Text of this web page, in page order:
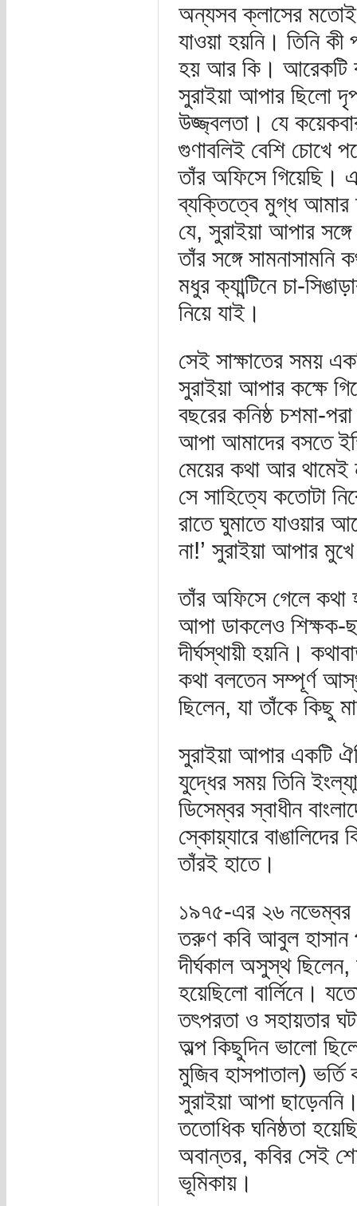
অন্যসব ক্লাসের মতোই
যাওয়া হয়নি। তিনি
হয় আর কি। আরেকটি
সুরাইয়া আপার ছিলো
উজ্জ্বলতা। যে
গুণাবলিই বেশি চোখে
তাঁর অফিসে গিয়েছি।
ব্যক্তিত্বে মুগ্ধ আমার
যে, সুরাইয়া আপার
তাঁর সঙ্গে
মধুর ক্যান্টিনে চা-
নিয়ে যাই।
সেই সাক্ষাতের সময়
সুরাইয়া আপার কক্ষে
বছরের কনিষ্ঠ চশমা-
আপা আমাদের বসতে
মেয়ের কথা আর
সে সাহিত্যে কতোটা
রাতে ঘুমাতে যাওয়ার
না!’ সুরাইয়া আপার
তাঁর অফিসে গেলে কথা
আপা ডাকলেও শিক্ষক-
দীর্ঘস্থায়ী হয়নি।
কথা বলতেন সম্পূর্ণ
ছিলেন, যা তাঁকে কিছু
সুরাইয়া আপার একটি
যুদ্ধের সময় তিনি
ডিসেম্বর স্বাধীন
স্কোয়্যারে বাঙালিদের
তাঁরই হাতে।
১৯৭৫-এর ২৬
তরুণ কবি আবুল হাসান
দীর্ঘকাল অসুস্থ ছিলেন,
হয়েছিলো বার্লিনে।
তৎপরতা ও সহায়তার
অল্প কিছুদিন ভালো
মুজিব হাসপাতাল)
সুরাইয়া আপা
ততোধিক ঘনিষ্ঠতা
অবান্তর, কবির সেই
ভূমিকায়।